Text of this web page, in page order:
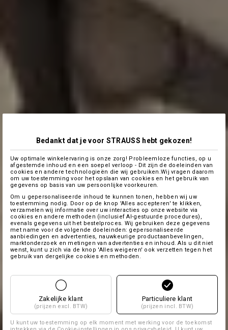
Bedankt dat je voor STRAUSS hebt gekozen!
Uw optimale winkelervaring is onze zorg! Probleemloze functies, op u
afgestemde inhoud en een soepel verloop - Dit zijn de doeleinden van
cookies en andere technologieën die wij gebruiken.Wij vragen daarom
om uw toestemming voor het opslaan van cookies en het gebruik van
gegevens op basis van uw persoonlijke voorkeuren.
Om u gepersonaliseerde inhoud te kunnen tonen, hebben wij uw
toestemming nodig. Door op de knop 'Alles accepteren' te klikken,
verzamelen wij informatie over uw interacties op onze website via
cookies en andere methoden (inclusief AI-gestuurde procedures),
evenals gegevens uit het bestelproces. Wij gebruiken deze gegevens
met name voor de volgende doeleinden: gepersonaliseerde
aanbiedingen en advertenties, nauwkeurige productaanbevelingen,
marktonderzoek en metingen van advertenties en inhoud. Als u dit niet
wenst, kunt u zich via de knop 'Alles weigeren' ook verzetten tegen het
gebruik van dergelijke cookies en methoden.
Zakelijke klant
(prijzen excl. BTW)
Particuliere klant
(prijzen incl. BTW)
U kunt uw toestemming op elk moment met werking voor de toekomst